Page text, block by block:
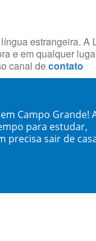
estrangeira.
e em qualquer
canal decontato
Campo Grande!
para estudar,
precisa sair de